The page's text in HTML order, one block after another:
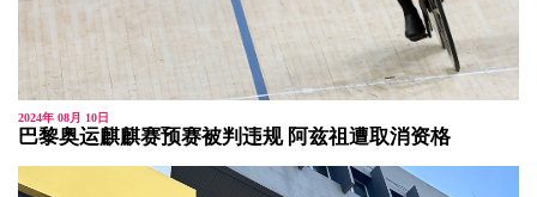
2024年 08月 10日
巴黎奥运麒麒赛预赛被判违规 阿兹祖遭取消资格